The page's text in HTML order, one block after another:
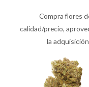
Compra flores
calidad/precio,
la